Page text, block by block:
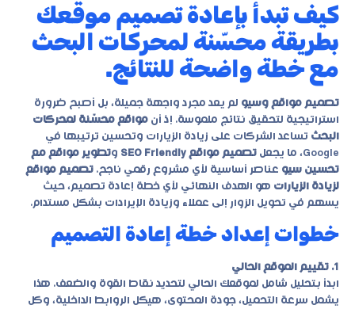
كيف تبدأ بإعادة تصميم موقعك
بطريقة محسّنة لمحركات البحث
مع خطة واضحة للنتائج.
تصميم مواقع وسيو لم يعد مجرد واجهة جميلة، بل أصبح ضرورة
استراتيجية لتحقيق نتائج ملموسة. إذ أن مواقع محسّنة لمحركات
البحث تساعد الشركات على زيادة الزيارات وتحسين ترتيبها في
Google، ما يجعل
تصميم مواقع SEO Friendly وتطوير مواقع مع
تحسين سيو عناصر أساسية لأي مشروع رقمي ناجح. تصميم مواقع
لزيادة الزيارات هو الهدف النهائي لأي خطة إعادة تصميم، حيث
يسهم في تحويل الزوار إلى عملاء وزيادة الإيرادات بشكل مستدام.
خطوات إعداد خطة إعادة التصميم
1. تقييم الموقع الحالي
ابدأ بتحليل شامل لموقعك الحالي لتحديد نقاط القوة والضعف. هذا
يشمل سرعة التحميل، جودة المحتوى، هيكل الروابط الداخلية، وكل